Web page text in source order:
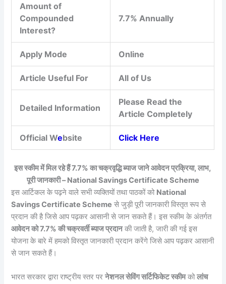
Amount of
Compounded
Interest?
7.7% Annually
Apply Mode Online
Article Useful For All of Us
Detailed Information
Please Read the
Article Completely
Official Website Click Here
इस स्कीम में मिल रहे हैं 7.7% का चक्रवृद्धि ब्याज जाने आवेदन प्रक्रिया, लाभ,
पूरी जानकारी – National Savings Certificate Scheme
इस आर्टिकल के पढ़ने वाले सभी व्यक्तियों तथा पाठकों को National
Savings Certificate Scheme से जुड़ी पूरी जानकारी विस्तृत रूप से
प्रदान की है जिसे आप पढ़कर आसानी से जान सकते हैं। इस स्कीम के अंतर्गत
आवेदन को 7.7% की चक्रवर्ती ब्याज प्रदानकी जाती है, जारी की गई इस
योजना के बारे में हमको विस्तृत जानकारी प्रदान करेंगे जिसे आप पढ़कर आसानी
से जान सकते हैं।
भारत सरकार द्वारा राष्ट्रीय स्तर परनेशनल सेविंग सर्टिफिकेट स्कीमकोलांच